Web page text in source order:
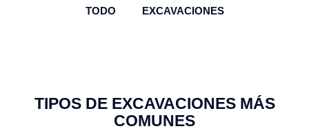
TODO EXCAVACIONES
TIPOS DE EXCAVACIONES MÁS
COMUNES